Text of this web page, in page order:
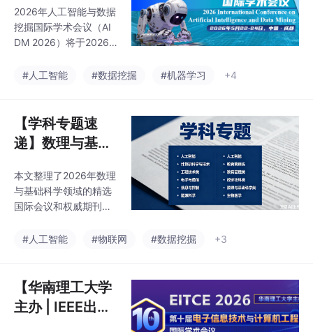
6）
检索。征稿主题涵盖计
算机视觉、深度学习、
图像处理、机器视觉、
投稿经2-3位专家评
度学习、强化学
习、自然语言处
S）出版，EI稳
年人工智能与数
据挖掘国际学术
会议（AIDM 20
26）
2026年人工智能与数据
挖掘国际学术会议（AI
DM 2026）将于2026
成都·成都信息工程大学
智能与数据挖掘”的最新
研究展开，旨在荟聚世
界各地该领域的专家、
从业人员，分享研究成
果，探索热点问题，交
流新的经验和技术。
#人工智能 #数据挖掘 #机器学习 +4
【学科专题速
递】数理与基础
汇总：2026 热
门国际学术会议
（EI/Scopus 会
本文整理了2026年数理
与基础科学领域的精选
国际会议和权威期刊，
遥感测绘、地球物理、
6、AMTME2026等8个
EI检索会议，以及Macr
omolecular Symposia
#人工智能 #物联网 #数据挖掘 +3
【华南理工大学
主办 | IEEE出版